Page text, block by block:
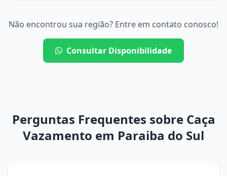
Não encontrou sua região? Entre em contato conosco!
Consultar Disponibilidade
Perguntas Frequentes sobre Caça
Vazamento em Paraiba do Sul